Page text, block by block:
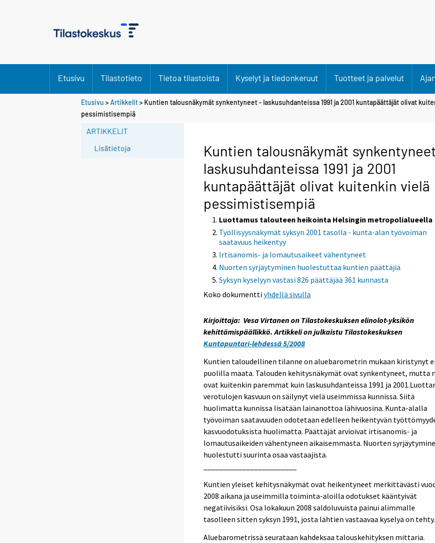
Etusivu Tilastotieto Tietoa tilastoista Kyselyt ja tiedonkeruut Tuotteet ja palvelut
Etusivu >Artikkelit> Kuntien talousnäkymät synkentyneet - laskusuhdanteissa 1991 ja 2001 kuntapäättäjät olivat
pessimistisempiä
ARTIKKELIT
Lisätietoja
Kuntien talousnäkymät
laskusuhdanteissa 1991 ja 2001
kuntapäättäjät olivat kuitenkin vielä
pessimistisempiä
Luottamus talouteen heikointa Helsingin metropolialueella
Työllisyysnäkymät syksyn 2001 tasolla - kunta-alan työvoiman
saatavuus heikentyy
Irtisanomis- ja lomautusaikeet vähentyneet
Nuorten syrjäytyminen huolestuttaa kuntien päättäjiä
Syksyn kyselyyn vastasi 826 päättäjää 361 kunnasta
Koko dokumenttiyhdellä sivulla
Kirjoittaja: Vesa Virtanen on Tilastokeskuksen elinolot-yksikön
kehittämispäällikkö. Artikkeli on julkaistu Tilastokeskuksen
Kuntapuntari-lehdessä 5/2008
Kuntien taloudellinen tilanne on aluebarometrin mukaan kiristynyt
puolilla maata. Talouden kehitysnäkymät ovat synkentyneet, mutta
ovat kuitenkin paremmat kuin laskusuhdanteissa 1991 ja
verotulojen kasvuun on säilynyt vielä useimmissa kunnissa. Siitä
huolimatta kunnissa lisätään lainanottoa lähivuosina. Kunta-alalla
työvoiman saatavuuden odotetaan edelleen heikentyvän
kasvuodotuksista huolimatta. Päättäjät arvioivat irtisanomis- ja
lomautusaikeiden vähentyneen aikaisemmasta. Nuorten
huolestutti suurinta osaa vastaajista.
Kuntien yleiset kehitysnäkymät ovat heikentyneet merkittävästi
2008 aikana ja useimmilla toiminta-aloilla odotukset kääntyivät
negatiivisiksi. Osa lokakuun 2008 saldoluvuista painui alimmalle
tasolleen sitten syksyn 1991, josta lähtien vastaavaa kyselyä on tehty.
Aluebarometrissä seurataan kahdeksaa talouskehityksen mittaria.